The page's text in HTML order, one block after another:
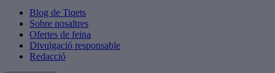
Blog de Tiqets
Sobre nosaltres
Ofertes de feina
Divulgació responsable
Redacció